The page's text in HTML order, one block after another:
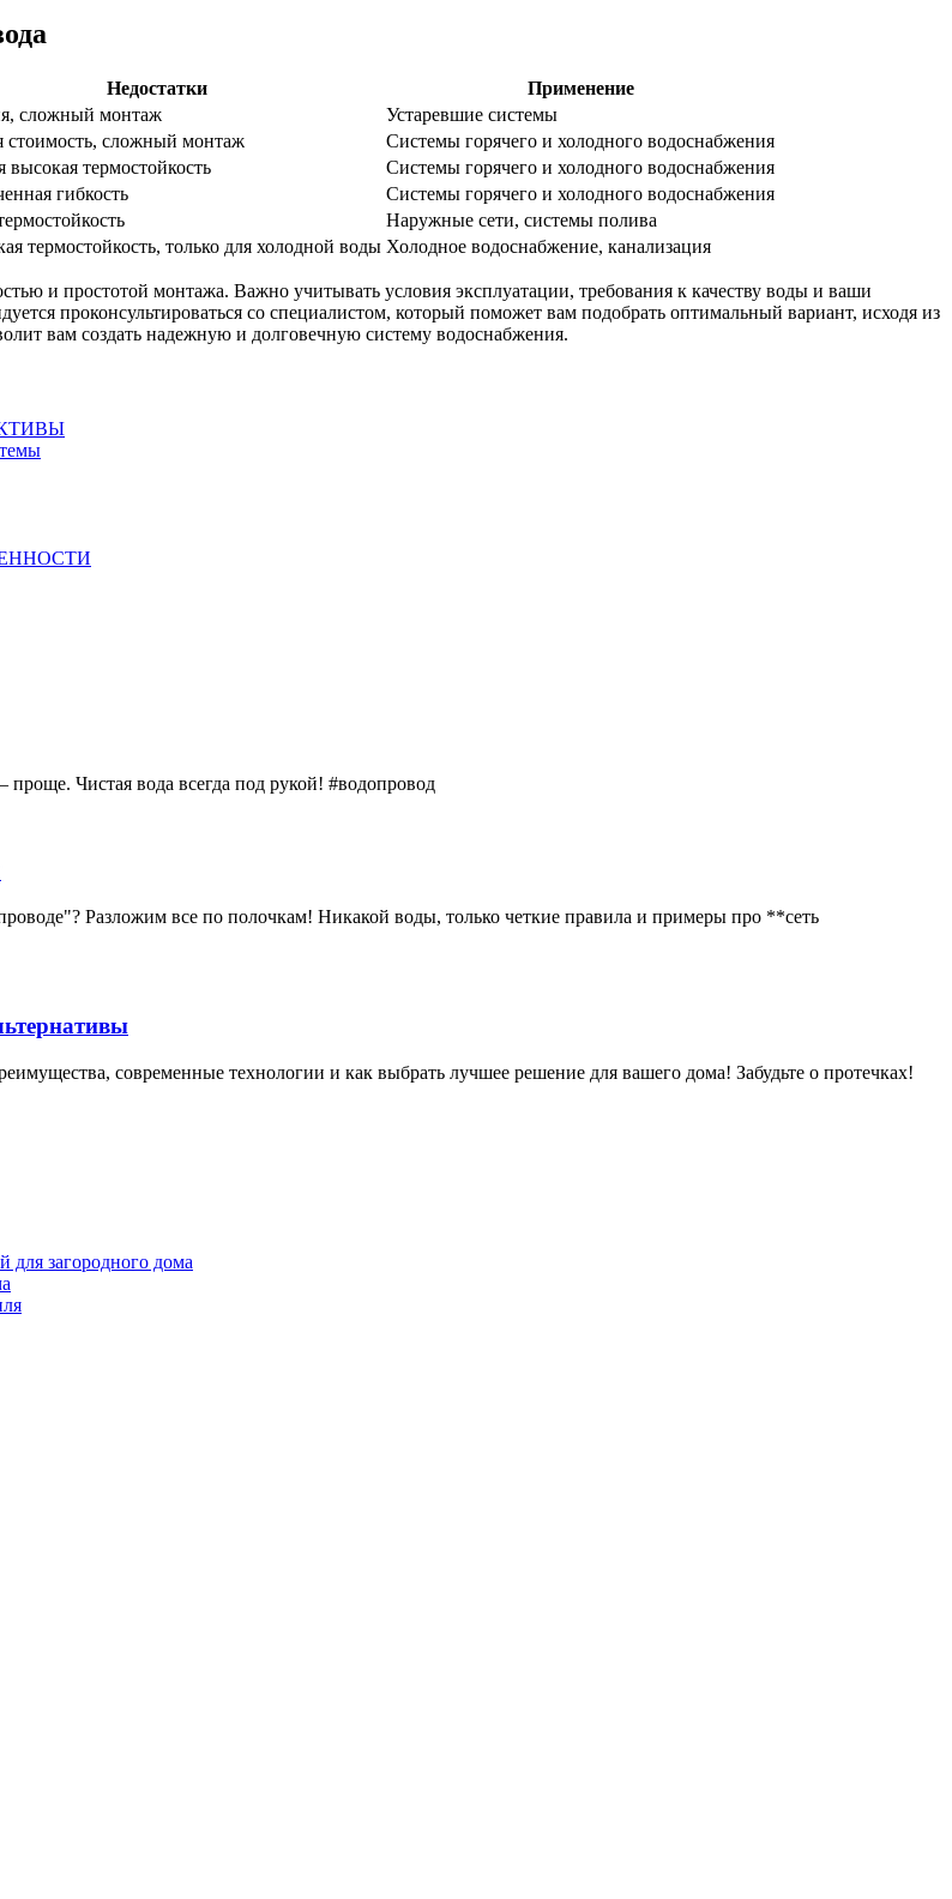
Недостатки
Применение
сложный монтаж
Устаревшие системы
стоимость, сложный монтаж
Системы горячего и холодного водоснабжения
высокая термостойкость
Системы горячего и холодного водоснабжения
гибкость
Системы горячего и холодного водоснабжения
Наружные сети, системы полива
термостойкость, только для холодной воды Холодное водоснабжение, канализация
и простотой монтажа. Важно учитывать условия эксплуатации, требования к качеству воды и ваши
проконсультироваться со специалистом, который поможет вам подобрать оптимальный вариант, исходя из
вам создать надежную и долговечную систему водоснабжения.
Чистая вода всегда под рукой! #водопровод
Разложим все по полочкам! Никакой воды, только четкие правила и примеры про **сеть
современные технологии и как выбрать лучшее решение для вашего дома! Забудьте о протечках!
загородного дома